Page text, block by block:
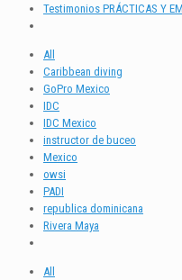
Testimonios PRÁCTICAS Y
All
Caribbean diving
GoPro Mexico
IDC
IDC Mexico
instructor de buceo
Mexico
owsi
PADI
republica dominicana
Rivera Maya
All